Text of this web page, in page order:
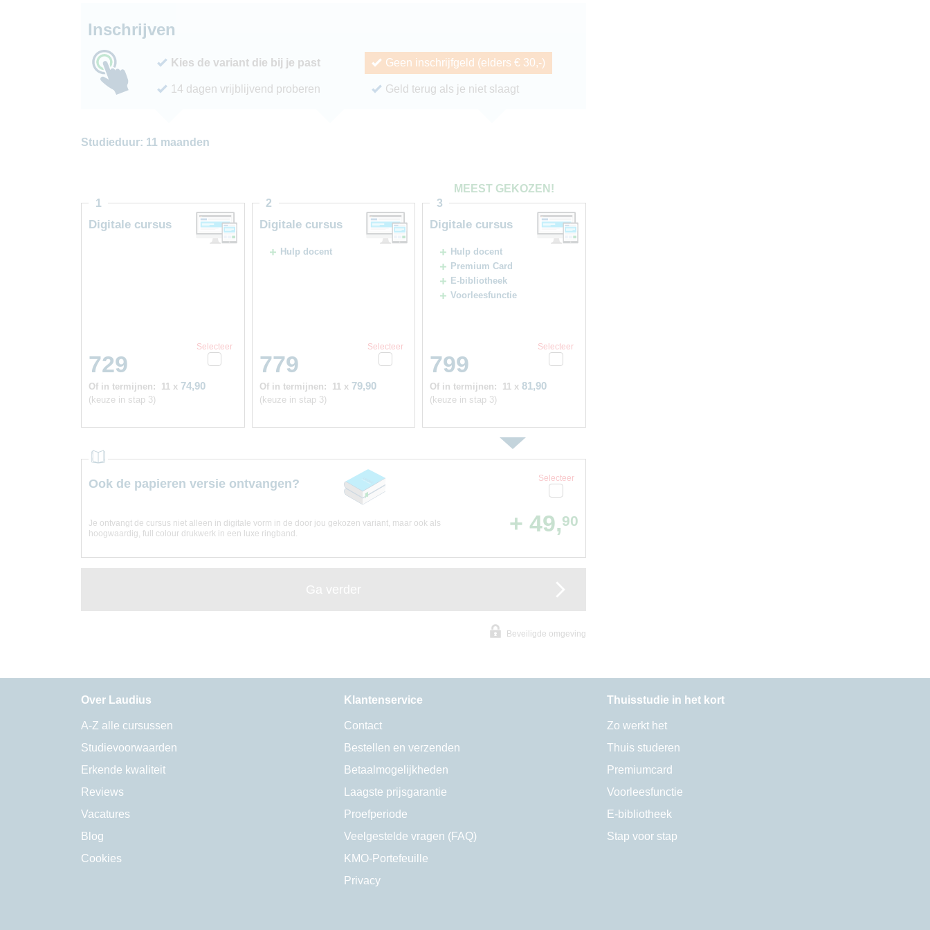
Inschrijven
Kies de variant die bij je past Geen inschrijfgeld (elders € 30,-)
14 dagen vrijblijvend proberen Geld terug als je niet slaagt
Studieduur: 11 maanden
Digitale cursus
729
Selecteer
Of in termijnen: 11 x 74,90
(keuze in stap 3)
1
Digitale cursus
Hulp docent
779
Selecteer
Of in termijnen: 11 x 79,90
(keuze in stap 3)
2
MEEST GEKOZEN!
Digitale cursus
Hulp docent
Premium Card
E-bibliotheek
Voorleesfunctie
799
Selecteer
Of in termijnen: 11 x 81,90
(keuze in stap 3)
3
Ook de papieren versie ontvangen?
Je ontvangt de cursus niet alleen in digitale vorm in de door jou gekozen variant, maar ook als
hoogwaardig, full colour drukwerk in een luxe ringband.
Selecteer
+ 49,90
Beveiligde omgeving
Over Laudius
A-Z alle cursussen
Studievoorwaarden
Erkende kwaliteit
Reviews
Vacatures
Blog
Cookies
Klantenservice
Contact
Bestellen en verzenden
Betaalmogelijkheden
Laagste prijsgarantie
Proefperiode
Veelgestelde vragen (FAQ)
KMO-Portefeuille
Privacy
Thuisstudie in het kort
Zo werkt het
Thuis studeren
Premiumcard
Voorleesfunctie
E-bibliotheek
Stap voor stap